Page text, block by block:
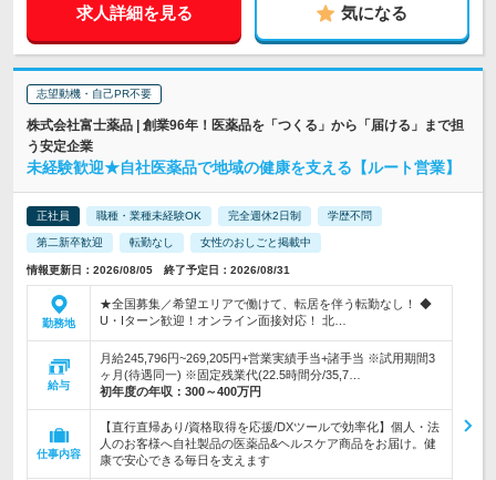
求人詳細を見る 気になる
志望動機・自己PR不要
株式会社富士薬品 | 創業96年！医薬品を「つくる」から「届ける」まで担
う安定企業
未経験歓迎★自社医薬品で地域の健康を支える【ルート営業】
正社員 職種・業種未経験OK 完全週休2日制 学歴不問
第二新卒歓迎 転勤なし 女性のおしごと掲載中
情報更新日：2026/08/05 終了予定日：2026/08/31
勤務地
★全国募集／希望エリアで働けて、転居を伴う転勤なし！ ◆
U・Iターン歓迎！オンライン面接対応！ 北…
給与
月給245,796円~269,205円+営業実績手当+諸手当 ※試用期間3
ヶ月(待遇同一) ※固定残業代(22.5時間分/35,7…
初年度の年収： 300～400万円
仕事内容
【直行直帰あり/資格取得を応援/DXツールで効率化】個人・法
人のお客様へ自社製品の医薬品&ヘルスケア商品をお届け。健
康で安心できる毎日を支えます